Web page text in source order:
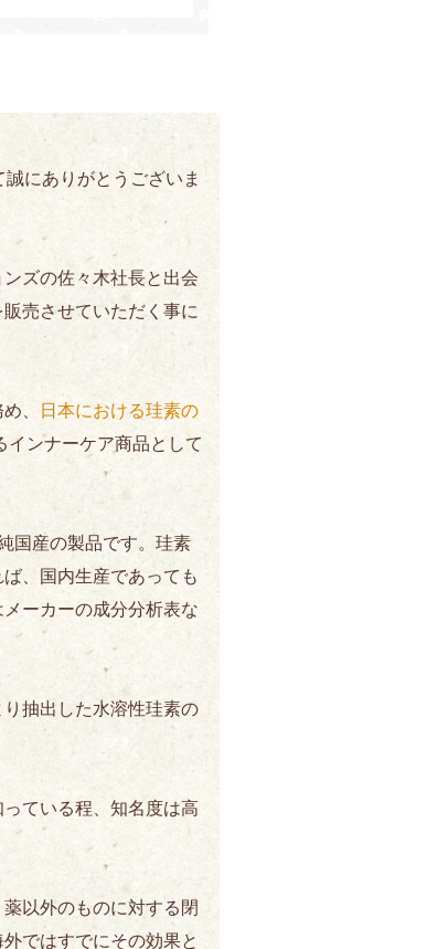
にありがとうございま
ズの佐々木社長と出会
売させていただく事に
、
日本における珪素の
ンナーケア商品として
国産の製品です。珪素
、国内生産であっても
ーカーの成分分析表な
抽出した水溶性珪素の
ている程、知名度は高
以外のものに対する閉
ではすでにその効果と